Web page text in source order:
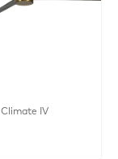
Climate IV